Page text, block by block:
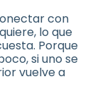
con
lo que
Porque
si uno se
vuelve a